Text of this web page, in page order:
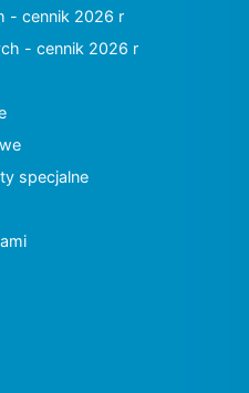
- cennik 2026 r
- cennik 2026 r
specjalne